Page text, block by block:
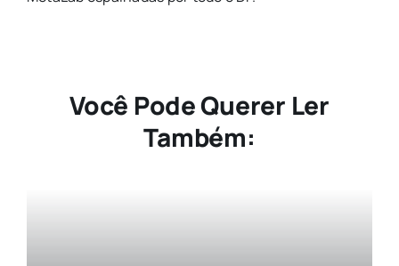
Você Pode Querer Ler
Também: